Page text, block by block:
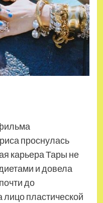
проснулась
карьера Тары не
и довела
до
пластической